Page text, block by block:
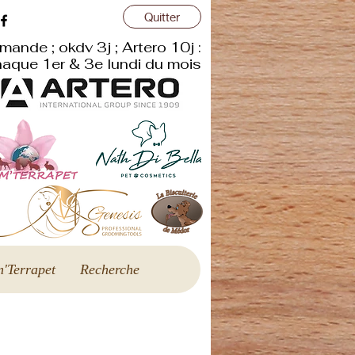
Quitter
; okdv 3j ; Artero 10j :
1er & 3e lundi du mois
Recherche